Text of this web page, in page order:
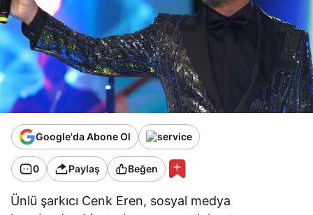
Google'da Abone Ol
0 Paylaş Beğen
Ünlü şarkıcı Cenk Eren, sosyal medya